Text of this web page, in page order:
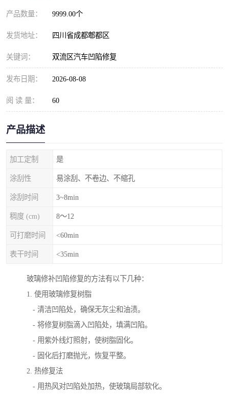
产品数量： 9999.00个
发货地址： 四川省成都郫都区
关键词： 双流区汽车凹陷修复
发布日期： 2026-08-08
阅 读 量： 60
产品描述
加工定制 是
涂刮性 易涂刮、不卷边、不缩孔
涂刮时间 3~8min
稠度 (cm) 8～12
可打磨时间 <60min
表干时间 <35min
玻璃修补凹陷修复的方法有以下几种：
1. 使用玻璃修复树脂
- 清洁凹陷处，确保无灰尘和油渍。
- 将修复树脂滴入凹陷处，填满凹陷。
- 用紫外线灯照射，使树脂固化。
- 固化后打磨抛光，恢复平整。
2. 热修复法
- 用热风对凹陷处加热，使玻璃局部软化。